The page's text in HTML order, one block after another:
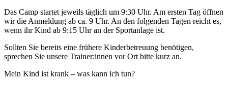
Das Camp startet jeweils täglich um 9:30 Uhr. Am ersten Tag öffnen
wir die Anmeldung ab ca. 9 Uhr. An den folgenden Tagen reicht es,
wenn ihr Kind ab 9:15 Uhr an der Sportanlage ist.
Sollten Sie bereits eine frühere Kinderbetreuung benötigen,
sprechen Sie unsere Trainer:innen vor Ort bitte kurz an.
Mein Kind ist krank – was kann ich tun?